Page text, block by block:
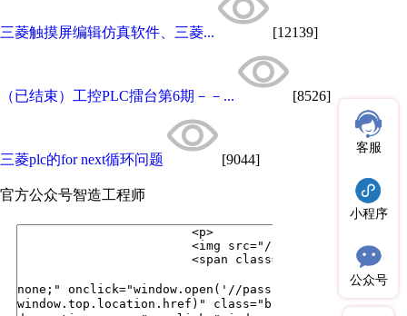
三菱触摸屏编辑仿真软件、三菱... [12139]
（已结束）工控PLC擂台第6期－－... [8526]
三菱plc的for next循环问题 [9044]
官方公众号智造工程师
客服
小程序
公众号